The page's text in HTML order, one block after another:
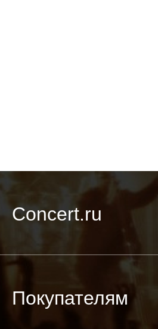
Concert.ru
Покупателям